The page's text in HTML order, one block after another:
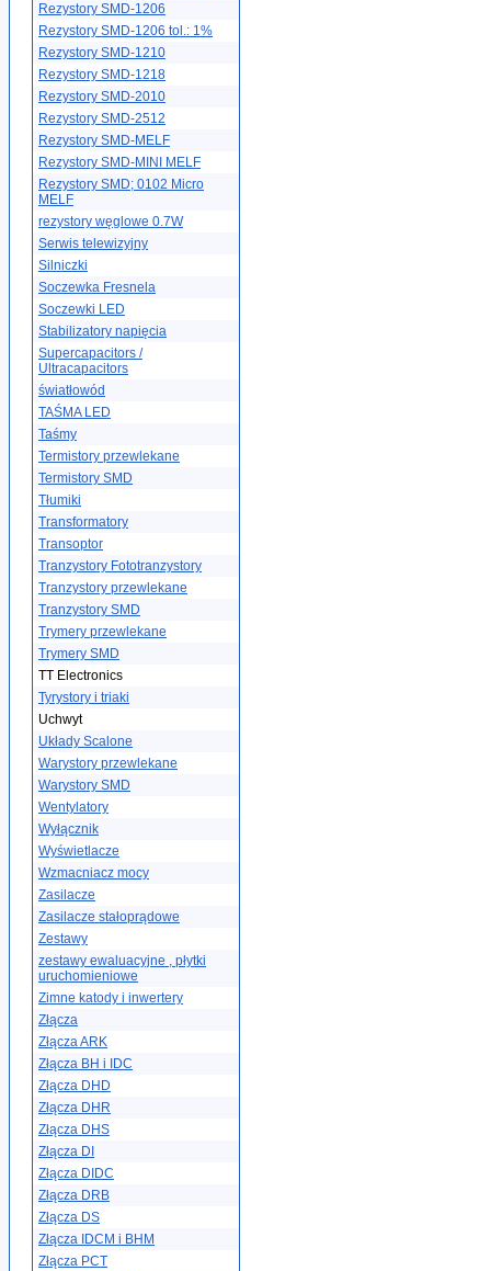
Rezystory SMD-1206
Rezystory SMD-1206 tol.: 1%
Rezystory SMD-1210
Rezystory SMD-1218
Rezystory SMD-2010
Rezystory SMD-2512
Rezystory SMD-MELF
Rezystory SMD-MINI MELF
Rezystory SMD; 0102 Micro
MELF
rezystory węglowe 0.7W
Serwis telewizyjny
Silniczki
Soczewka Fresnela
Soczewki LED
Stabilizatory napięcia
Supercapacitors /
Ultracapacitors
światłowód
TAŚMA LED
Taśmy
Termistory przewlekane
Termistory SMD
Tłumiki
Transformatory
Transoptor
Tranzystory Fototranzystory
Tranzystory przewlekane
Tranzystory SMD
Trymery przewlekane
Trymery SMD
TT Electronics
Tyrystory i triaki
Uchwyt
Układy Scalone
Warystory przewlekane
Warystory SMD
Wentylatory
Wyłącznik
Wyświetlacze
Wzmacniacz mocy
Zasilacze
Zasilacze stałoprądowe
Zestawy
zestawy ewaluacyjne , płytki
uruchomieniowe
Zimne katody i inwertery
Złącza
Złącza ARK
Złącza BH i IDC
Złącza DHD
Złącza DHR
Złącza DHS
Złącza DI
Złącza DIDC
Złącza DRB
Złącza DS
Złącza IDCM i BHM
Złącza PCT